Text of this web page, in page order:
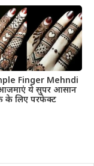
Finger Mehndi
ये सुपर आसान
के लिए परफेक्ट